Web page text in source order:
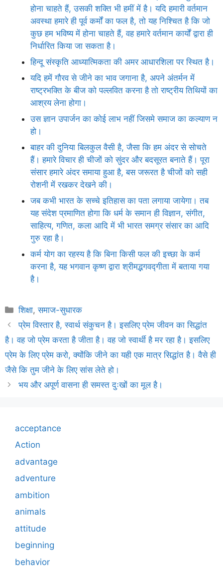
होना चाहते हैं, उसकी शक्ति भी हमीं में है। यदि हमारी वर्तमान
अवस्था हमारे ही पूर्व कर्मों का फल है, तो यह निश्चित है कि जो
कुछ हम भविष्य में होना चाहते हैं, वह हमारे वर्तमान कार्यों द्वारा ही
निर्धारित किया जा सकता है।
हिन्दू संस्कृति आध्यात्मिकता की अमर आधारशिला पर स्थित है।
यदि हमें गौरव से जीने का भाव जगाना है, अपने अंतर्मन में
राष्ट्रभक्ति के बीज को पल्लवित करना है तो राष्ट्रीय तिथियों का
आश्रय लेना होगा।
उस ज्ञान उपार्जन का कोई लाभ नहीं जिसमे समाज का कल्याण न
हो।
बाहर की दुनिया बिलकुल वैसी है, जैसा कि हम अंदर से सोचते
हैं। हमारे विचार ही चीजों को सुंदर और बदसूरत बनाते हैं। पूरा
संसार हमारे अंदर समाया हुआ है, बस जरूरत है चीजों को सही
रोशनी में रखकर देखने की।
जब कभी भारत के सच्चे इतिहास का पता लगाया जायेगा। तब
यह संदेश प्रमाणित होगा कि धर्म के समान ही विज्ञान, संगीत,
साहित्य, गणित, कला आदि में भी भारत समग्र संसार का आदि
गुरु रहा है।
कर्म योग का रहस्य है कि बिना किसी फल की इच्छा के कर्म
करना है, यह भगवान कृष्ण द्वारा श्रीमद्भगवद्गीता में बताया गया
है।
Categories
शिक्षा,समाज-सुधारक
प्रेम विस्तार है, स्वार्थ संकुचन है। इसलिए प्रेम जीवन का सिद्धांत
है। वह जो प्रेम करता है जीता है। वह जो स्वार्थी है मर रहा है। इसलिए
प्रेम के लिए प्रेम करो, क्योंकि जीने का यही एक मात्र सिद्धांत है। वैसे ही
जैसे कि तुम जीने के लिए सांस लेते हो।
भय और अपूर्ण वासना ही समस्त दुःखों का मूल है।
acceptance
Action
advantage
adventure
ambition
animals
attitude
beginning
behavior